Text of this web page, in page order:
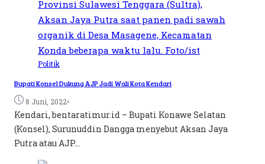
Politik
Bupati Konsel Dukung AJP Jadi Wali Kota Kendari
8 Juni, 2022•
Kendari, bentaratimur.id – Bupati Konawe Selatan
(Konsel), Surunuddin Dangga menyebut Aksan Jaya
Putra atau AJP...